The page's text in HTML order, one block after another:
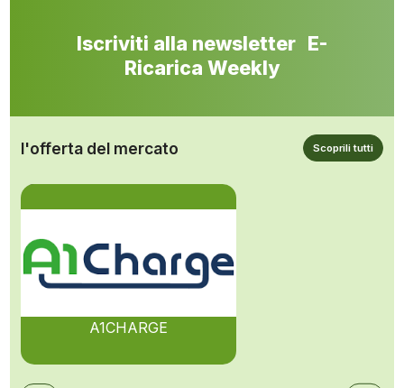
Iscriviti alla newsletter E-
Ricarica Weekly
l'offerta del mercato Scoprili tutti
A1CHARGE